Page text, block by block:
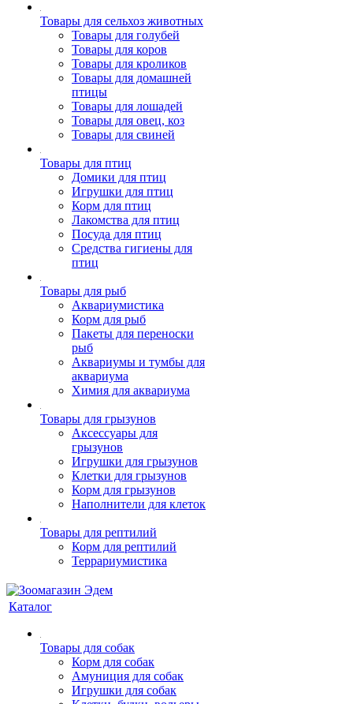
Товары для сельхоз животных
Товары для голубей
Товары для коров
Товары для кроликов
Товары для домашней
птицы
Товары для лошадей
Товары для овец, коз
Товары для свиней
Товары для птиц
Домики для птиц
Игрушки для птиц
Корм для птиц
Лакомства для птиц
Посуда для птиц
Средства гигиены для
птиц
Товары для рыб
Аквариумистика
Корм для рыб
Пакеты для переноски
рыб
Аквариумы и тумбы для
аквариума
Химия для аквариума
Товары для грызунов
Аксессуары для
грызунов
Игрушки для грызунов
Клетки для грызунов
Корм для грызунов
Наполнители для клеток
Товары для рептилий
Корм для рептилий
Террариумистика
Каталог
Товары для собак
Корм для собак
Амуниция для собак
Игрушки для собак